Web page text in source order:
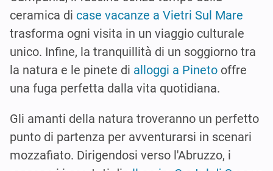
ceramica di case vacanze a Vietri Sul Mare
trasforma ogni visita in un viaggio culturale
unico. Infine, la tranquillità di un soggiorno tra
la natura e le pinete di alloggi a Pineto offre
una fuga perfetta dalla vita quotidiana.
Gli amanti della natura troveranno un perfetto
punto di partenza per avventurarsi in scenari
mozzafiato. Dirigendosi verso l'Abruzzo, i